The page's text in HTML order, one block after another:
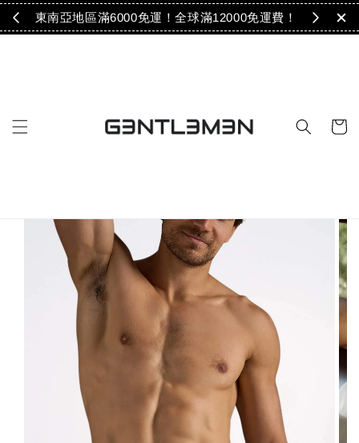
！ 東南亞地區滿6000免運！全球滿12000免運費！